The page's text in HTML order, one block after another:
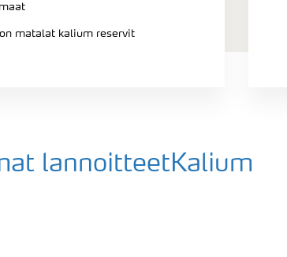
matalat kalium reservit
lannoitteetKalium